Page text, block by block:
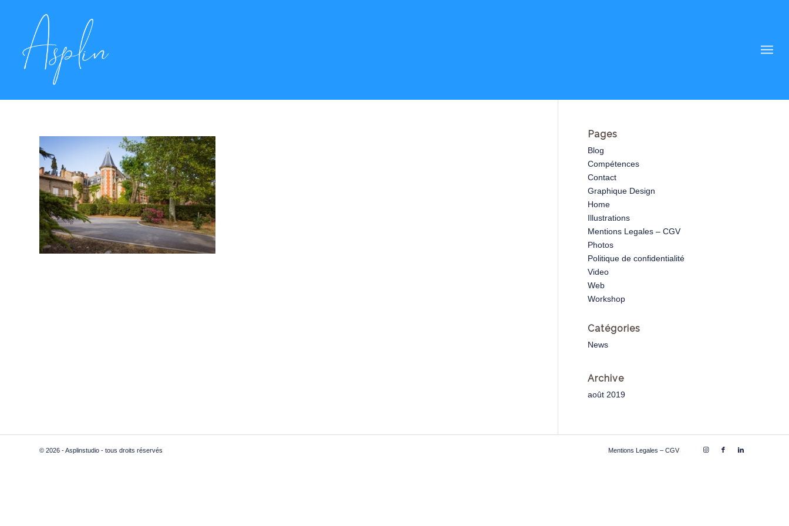
Pages
Blog
Compétences
Contact
Graphique Design
Home
Illustrations
Mentions Legales – CGV
Photos
Politique de confidentialité
Video
Web
Workshop
Catégories
News
Archive
août 2019
© 2026 - Asplinstudio - tous droits réservés Mentions Legales – CGV